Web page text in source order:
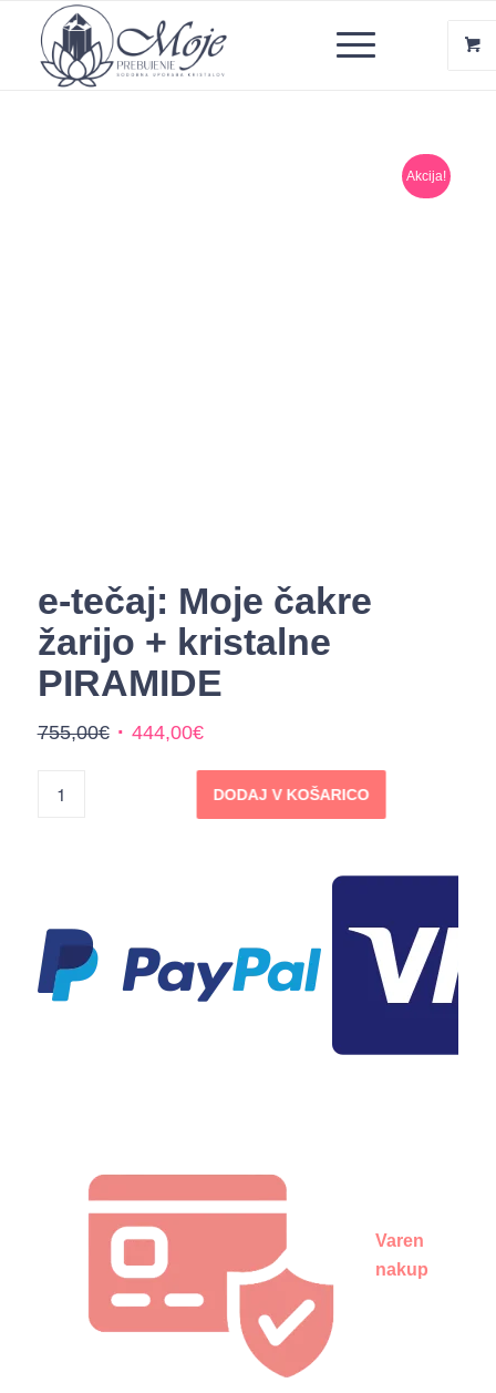
Akcija!
e-tečaj: Moje čakre
žarijo + kristalne
PIRAMIDE
755,00€ Izvirna
444,00€Trenutna
je:
DODAJ V KOŠARICO
Varen
nakup